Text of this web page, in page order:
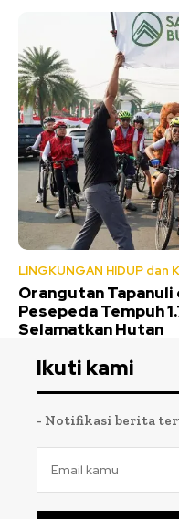
LINGKUNGAN HIDUP dan
Orangutan Tapanuli
Pesepeda Tempuh
Selamatkan Hutan
Ikuti kami
- Notifikasi berita